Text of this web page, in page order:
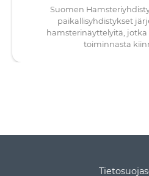
Suomen
paikallisyhdistykset
hamsterinäyttelyitä, jotka
toiminnasta